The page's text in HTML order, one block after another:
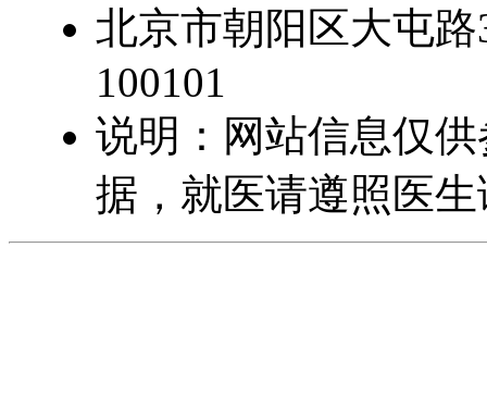
北京市朝阳区大屯
100101
说明：网站信息仅
据，就医请遵照医